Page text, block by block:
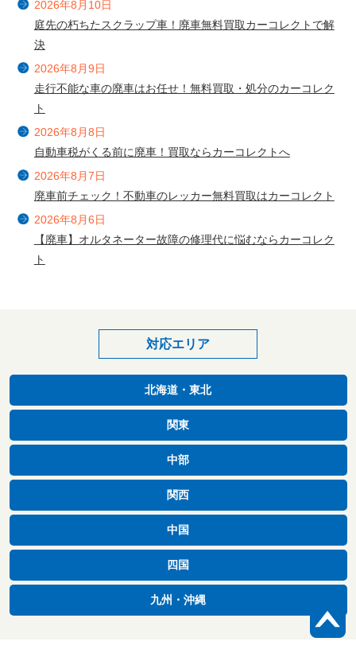
2026年8月10日
庭先の朽ちたスクラップ車！廃車無料買取カーコレクトで解
決
2026年8月9日
走行不能な車の廃車はお任せ！無料買取・処分のカーコレク
ト
2026年8月8日
自動車税がくる前に廃車！買取ならカーコレクトへ
2026年8月7日
廃車前チェック！不動車のレッカー無料買取はカーコレクト
2026年8月6日
【廃車】オルタネーター故障の修理代に悩むならカーコレク
ト
対応エリア
北海道・東北
関東
中部
関西
中国
四国
九州・沖縄